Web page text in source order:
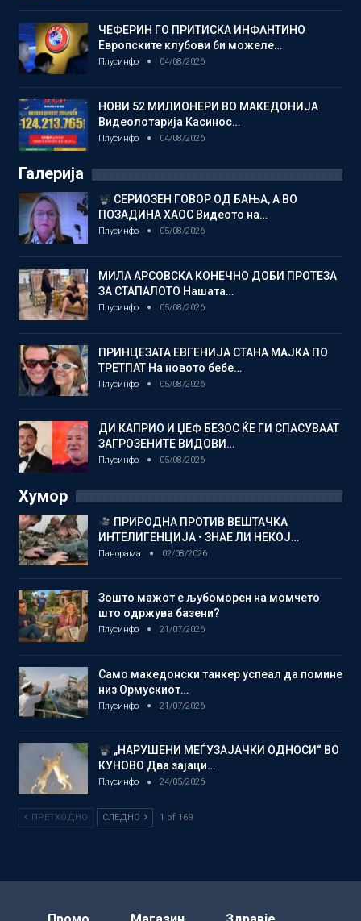
ЧЕФЕРИН ГО ПРИТИСКА ИНФАНТИНО
Европските клубови би можеле…
Плусинфо 04/08/2026
НОВИ 52 МИЛИОНЕРИ ВО МАКЕДОНИЈА
Видеолотарија Касинос…
Плусинфо 04/08/2026
Галерија
СЕРИОЗЕН ГОВОР ОД БАЊА, А ВО
ПОЗАДИНА ХАОС Видеото на…
Плусинфо 05/08/2026
МИЛА АРСОВСКА КОНЕЧНО ДОБИ ПРОТЕЗА
ЗА СТАПАЛОТО Нашата…
Плусинфо 05/08/2026
ПРИНЦЕЗАТА ЕВГЕНИЈА СТАНА МАЈКА ПО
ТРЕТПАТ На новото бебе…
Плусинфо 05/08/2026
ДИ КАПРИО И ЏЕФ БЕЗОС ЌЕ ГИ СПАСУВААТ
ЗАГРОЗЕНИТЕ ВИДОВИ…
Плусинфо 05/08/2026
Хумор
ПРИРОДНА ПРОТИВ ВЕШТАЧКА
ИНТЕЛИГЕНЦИЈА • ЗНАЕ ЛИ НЕКОЈ…
Панорама 02/08/2026
Зошто мажот е љубоморен на момчето
што одржува базени?
Плусинфо 21/07/2026
Само македонски танкер успеал да помине
низ Ормускиот…
Плусинфо 21/07/2026
„НАРУШЕНИ МЕЃУЗАЈАЧКИ ОДНОСИ“ ВО
КУНОВО Два зајаци…
Плусинфо 24/05/2026
ПРЕТХОДНО СЛЕДНО 1 of 169